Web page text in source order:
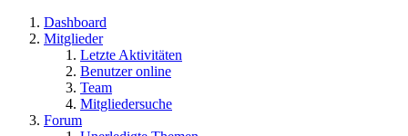
Dashboard
Mitglieder
Letzte Aktivitäten
Benutzer online
Team
Mitgliedersuche
Forum